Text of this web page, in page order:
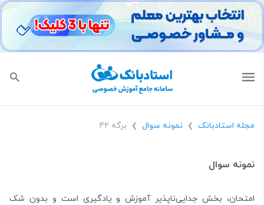
مجله استادبانک ❯ نمونه سوال ❯ برگه 42
نمونه سوال
امتحان، بخش جدایی‌ناپذیر آموزش و یادگیری است و بدون شک